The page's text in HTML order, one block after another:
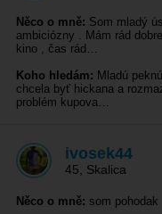
Něco o mně: Som mladý
ambiciózny . Mám rád
kino , čas rád…
Koho hledám: Mladú
chcela byť hickana a
problém kupova…
ivosek44
45 Skalica
Něco o mně: som pohodak